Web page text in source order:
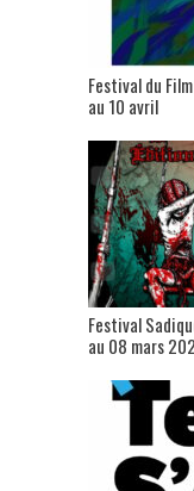
Festival du
au 10 avril
Festival
au 08 mars